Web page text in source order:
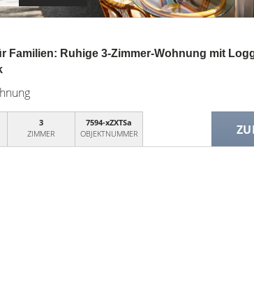
Familien: Ruhige 3-Zimmer-Wohnung mit
3
ZIMMER
7594-xZXTSa
OBJEKTNUMMER